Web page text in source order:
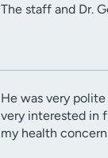
The staff and Dr.
He was very
very interested in
my health